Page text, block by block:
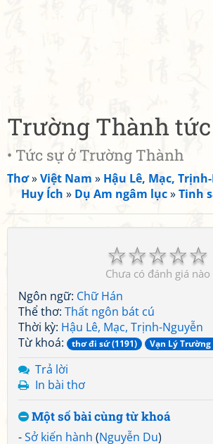
Trường Thành
• Tức sự ở Trường Thành
Thơ»Việt Nam » Hậu Lê, Mạc,
Huy Ích » Dụ Am ngâm lục»Tinh
☆
☆
☆
☆
☆
Chưa có đánh giá nào
Ngôn ngữ: Chữ Hán
Thể thơ: Thất ngôn bát cú
Thời kỳ: Hậu Lê, Mạc, Trịnh-Nguyễn
Từ khoá:
thơ đi sứ (1191) Vạn Lý Trường
Trả lời
In bài thơ
Một số bài cùng từ khoá
-Sở kiến hành (Nguyễn Du)